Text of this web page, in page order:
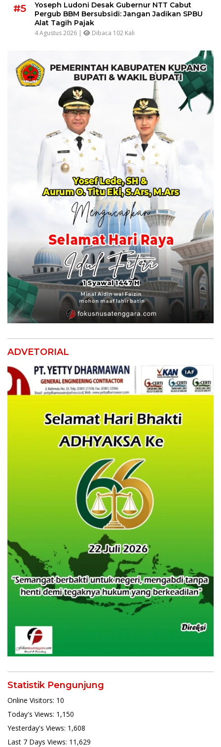
#5
Yoseph Ludoni Desak Gubernur NTT Cabut
Pergub BBM Bersubsidi: Jangan Jadikan SPBU
Alat Tagih Pajak
4 Agustus 2026 | Dibaca 102 Kali
ADVETORIAL
Statistik Pengunjung
Online Visitors: 10
Today's Views: 1,150
Yesterday's Views: 1,608
Last 7 Days Views: 11,629